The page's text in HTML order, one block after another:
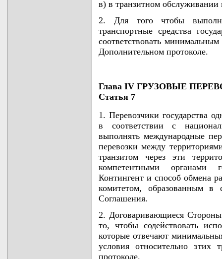
в) в транзитном обслуживании
2. Для того чтобы
транспортные средства
соответствовать
Дополнительном протоколе.
Глава IV ГРУЗОВЫЕ
Статья 7
1. Перевозчики государства
в соответствии с
выполнять международные
перевозки между
транзитом через эти
компетентными органами
Контингент и способ обмена
комитетом, образованным в
Соглашения.
2. Договаривающиеся
то, чтобы содействовать
которые отвечают
условия относительно этих
протоколе.